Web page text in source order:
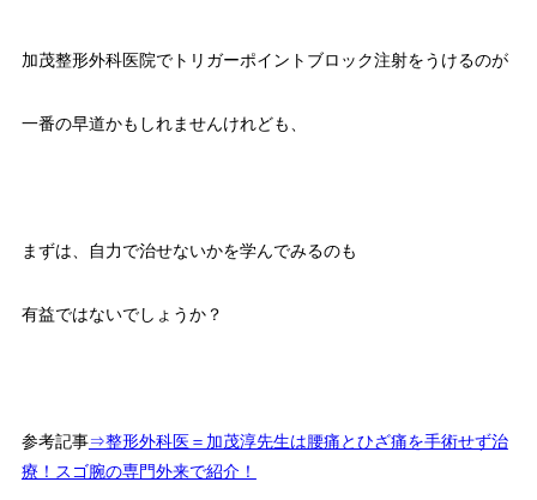
加茂整形外科医院でトリガーポイントブロック注射をうけるのが
一番の早道かもしれませんけれども、
まずは、自力で治せないかを学んでみるのも
有益ではないでしょうか？
参考記事⇒整形外科医＝加茂淳先生は腰痛とひざ痛を手術せず治
療！スゴ腕の専門外来で紹介！